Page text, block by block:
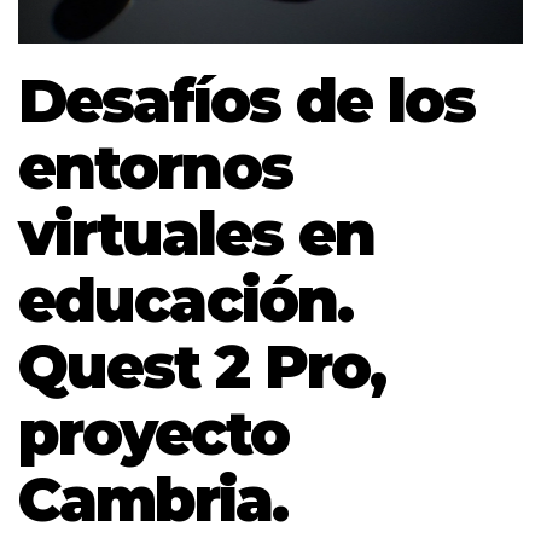
Desafíos de los
entornos
virtuales en
educación.
Quest 2 Pro,
proyecto
Cambria.